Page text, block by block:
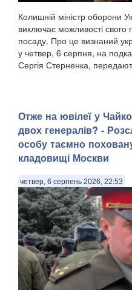
Колишній міністр оборони
виключає можливості
посаду. Про це визнаний
у четвер, 6 серпня, на
Сергія Стерненка,
Отже на ювілеї у
двох генералів? -
особу таємно
кладовищі Москви
четвер, 6 серпень 2026, 22:53